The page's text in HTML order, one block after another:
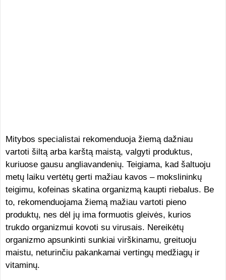
Mitybos specialistai rekomenduoja žiemą dažniau
vartoti šiltą arba karštą maistą, valgyti produktus,
kuriuose gausu angliavandenių. Teigiama, kad šaltuoju
metų laiku vertėtų gerti mažiau kavos – mokslininkų
teigimu, kofeinas skatina organizmą kaupti riebalus. Be
to, rekomenduojama žiemą mažiau vartoti pieno
produktų, nes dėl jų ima formuotis gleivės, kurios
trukdo organizmui kovoti su virusais. Nereikėtų
organizmo apsunkinti sunkiai virškinamu, greituoju
maistu, neturinčiu pakankamai vertingų medžiagų ir
vitaminų.